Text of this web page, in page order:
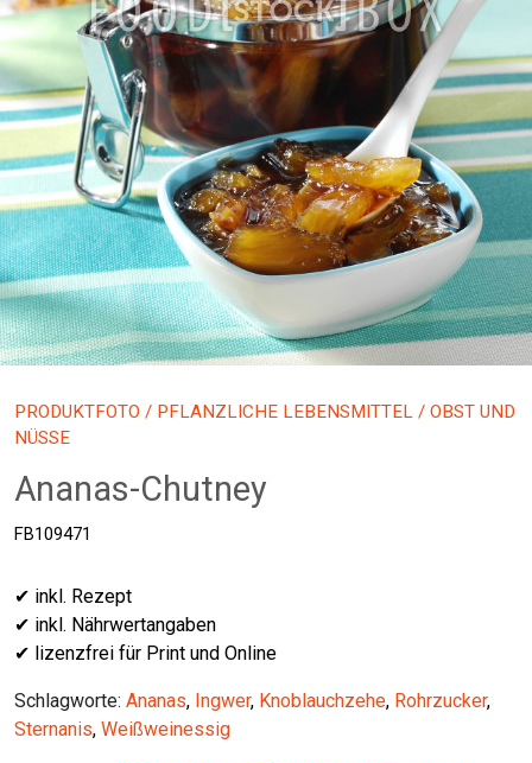
PRODUKTFOTO / PFLANZLICHE LEBENSMITTEL / OBST UND
NÜSSE
Ananas-Chutney
FB109471
✔ inkl. Rezept
✔ inkl. Nährwertangaben
✔ lizenzfrei für Print und Online
Schlagworte: Ananas, Ingwer, Knoblauchzehe, Rohrzucker,
Sternanis, Weißweinessig